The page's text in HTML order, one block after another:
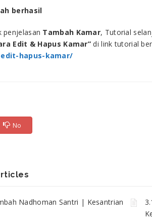
berhasil
penjelasan Tambah Kamar, Tutorial
Edit & Hapus Kamar” di link tutorial
hapus-kamar/
No
Nadhoman Santri | Kesantrian